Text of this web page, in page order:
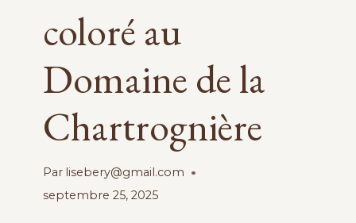
coloré au
Domaine de la
Chartrognière
Par lisebery@gmail.com
septembre 25, 2025